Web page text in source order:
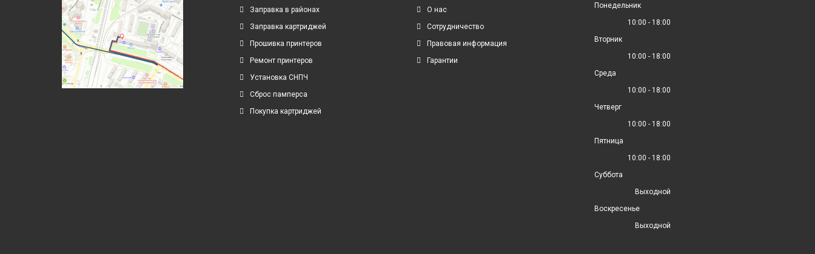
Заправка в районах
Заправка картриджей
Прошивка принтеров
Ремонт принтеров
Установка СНПЧ
Сброс памперса
Покупка картриджей
О нас
Сотрудничество
Правовая информация
Гарантии
Понедельник
10:00 - 18:00
Вторник
10:00 - 18:00
Среда
10:00 - 18:00
Четверг
10:00 - 18:00
Пятница
10:00 - 18:00
Суббота
Выходной
Воскресенье
Выходной